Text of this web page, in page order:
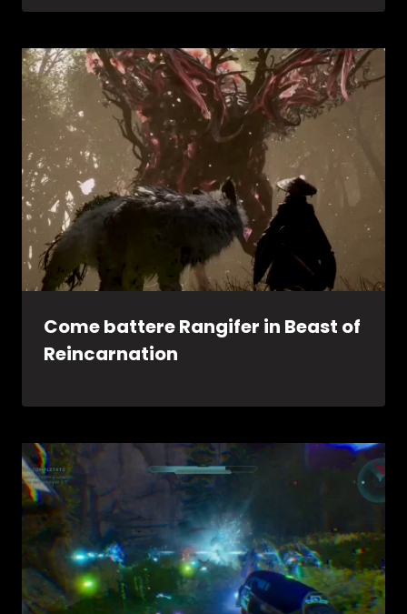
Come battere Rangifer in Beast of
Reincarnation